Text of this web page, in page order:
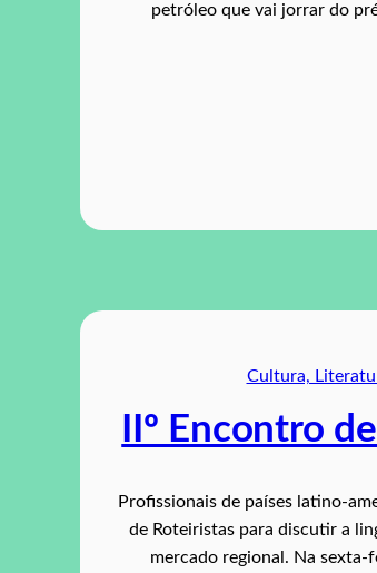
petróleo que vai jorrar do
Cultura,
IIº Encontro
Profissionais de países latino-
de Roteiristas para discutir a
mercado regional. Na